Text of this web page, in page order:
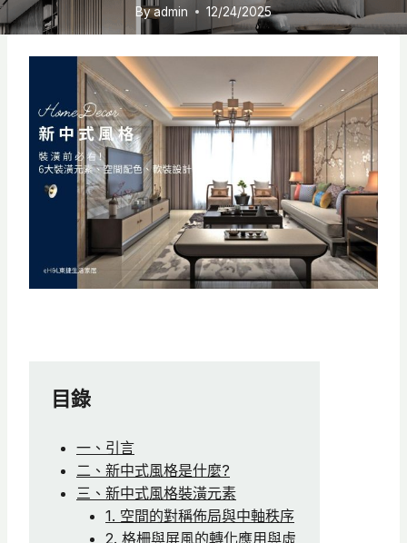
Byadmin 12/24/2025
目錄
一、引言
二、新中式風格是什麼?
三、新中式風格裝潢元素
1. 空間的對稱佈局與中軸秩序
2. 格柵與屏風的轉化應用與虛